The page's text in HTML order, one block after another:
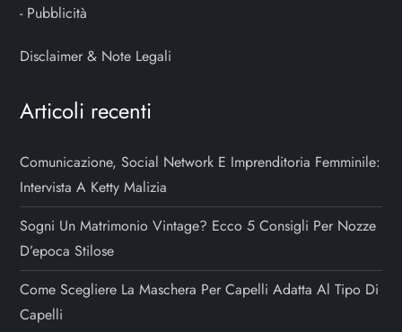
- Pubblicità
Disclaimer & Note Legali
Articoli recenti
Comunicazione, Social Network E Imprenditoria Femminile:
Intervista A Ketty Malizia
Sogni Un Matrimonio Vintage? Ecco 5 Consigli Per Nozze
D’epoca Stilose
Come Scegliere La Maschera Per Capelli Adatta Al Tipo Di
Capelli